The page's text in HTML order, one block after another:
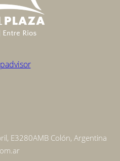
E3280AMB Colón, Argentina